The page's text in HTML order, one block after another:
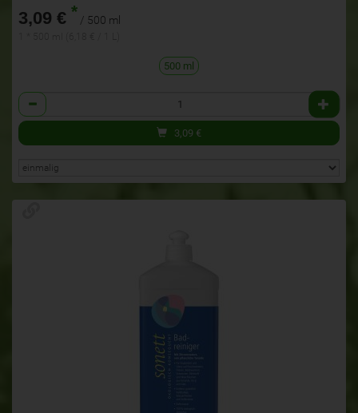
3,09 € * / 500 ml
500 ml
Anzahl
3,09 €